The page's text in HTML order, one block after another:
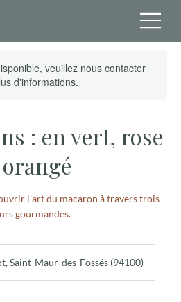
veuillez nous contacter
d'informations.
: en vert, rose
l’art du macaron à travers trois
gourmandes.
Saint-Maur-des-Fossés (94100)